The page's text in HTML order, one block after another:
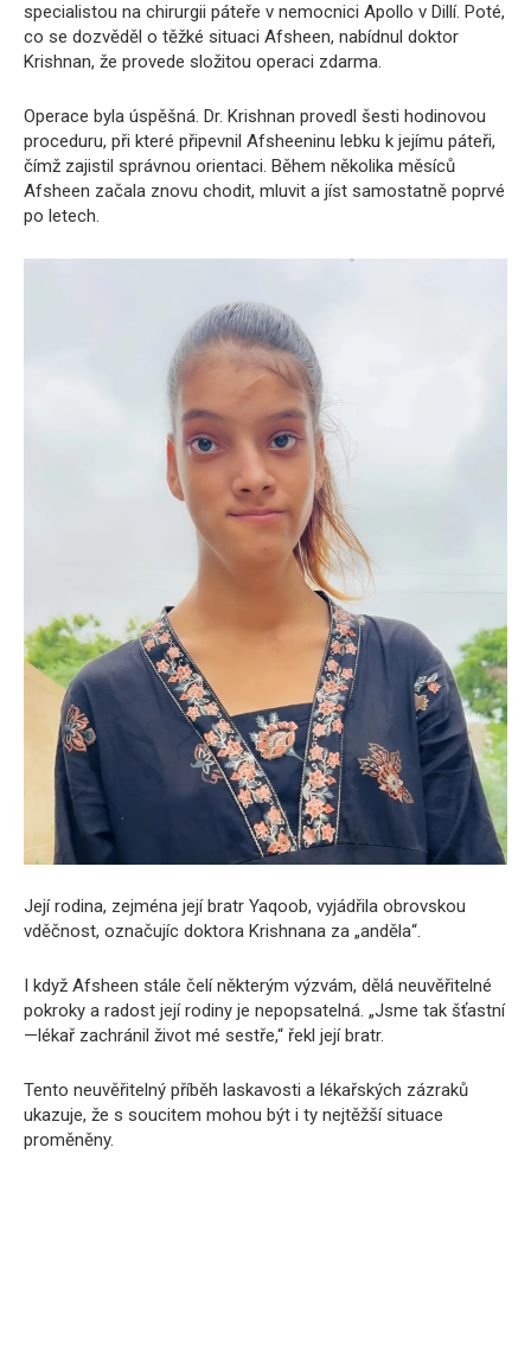
specialistou na chirurgii páteře v nemocnici Apollo v Dillí. Poté,
co se dozvěděl o těžké situaci Afsheen, nabídnul doktor
Krishnan, že provede složitou operaci zdarma.
Operace byla úspěšná. Dr. Krishnan provedl šesti hodinovou
proceduru, při které připevnil Afsheeninu lebku k jejímu páteři,
čímž zajistil správnou orientaci. Během několika měsíců
Afsheen začala znovu chodit, mluvit a jíst samostatně poprvé
po letech.
Její rodina, zejména její bratr Yaqoob, vyjádřila obrovskou
vděčnost, označujíc doktora Krishnana za „anděla“.
I když Afsheen stále čelí některým výzvám, dělá neuvěřitelné
pokroky a radost její rodiny je nepopsatelná. „Jsme tak šťastní
—lékař zachránil život mé sestře,“ řekl její bratr.
Tento neuvěřitelný příběh laskavosti a lékařských zázraků
ukazuje, že s soucitem mohou být i ty nejtěžší situace
proměněny.